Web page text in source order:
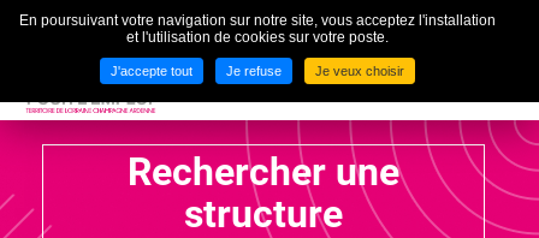
En poursuivant votre navigation sur notre site, vous acceptez l'installation
et l'utilisation de cookies sur votre poste.
J'accepte tout Je refuse Je veux choisir
Rechercher une
structure